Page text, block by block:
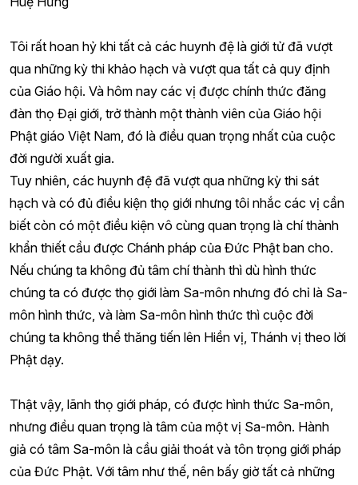
Tôi rất hoan hỷ khi tất cả các huynh đệ là giới tử đã vượt
qua những kỳ thi khảo hạch và vượt qua tất cả quy định
của Giáo hội. Và hôm nay các vị được chính thức đăng
đàn thọ Đại giới, trở thành một thành viên của Giáo hội
Phật giáo Việt Nam, đó là điều quan trọng nhất của cuộc
đời người xuất gia.
Tuy nhiên, các huynh đệ đã vượt qua những kỳ thi sát
hạch và có đủ điều kiện thọ giới nhưng tôi nhắc các vị cần
biết còn có một điều kiện vô cùng quan trọng là chí thành
khẩn thiết cầu được Chánh pháp của Đức Phật ban cho.
Nếu chúng ta không đủ tâm chí thành thì dù hình thức
chúng ta có được thọ giới làm Sa-môn nhưng đó chỉ là Sa-
môn hình thức, và làm Sa-môn hình thức thì cuộc đời
chúng ta không thể thăng tiến lên Hiền vị, Thánh vị theo lời
Phật dạy.
Thật vậy, lãnh thọ giới pháp, có được hình thức Sa-môn,
nhưng điều quan trọng là tâm của một vị Sa-môn. Hành
giả có tâm Sa-môn là cầu giải thoát và tôn trọng giới pháp
của Đức Phật. Với tâm như thế, nên bấy giờ tất cả những